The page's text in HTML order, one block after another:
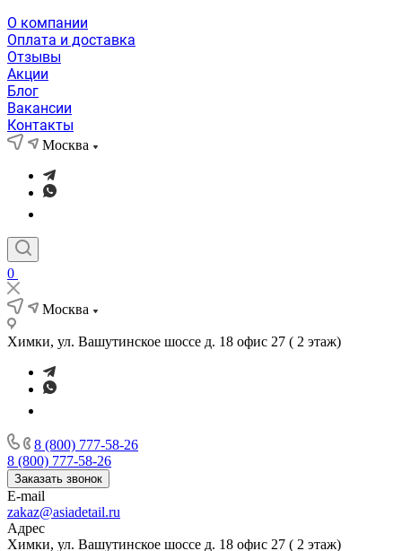
О компании
Оплата и доставка
Отзывы
Акции
Блог
Вакансии
Контакты
Москва
0
Москва
Химки, ул. Вашутинское шоссе д. 18 офис 27 ( 2 этаж)
8 (800) 777-58-26
8 (800) 777-58-26
Заказать звонок
E-mail
zakaz@asiadetail.ru
Адрес
Химки, ул. Вашутинское шоссе д. 18 офис 27 ( 2 этаж)